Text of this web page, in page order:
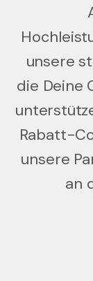
unsere
die Deine
Rabatt-
unsere
an